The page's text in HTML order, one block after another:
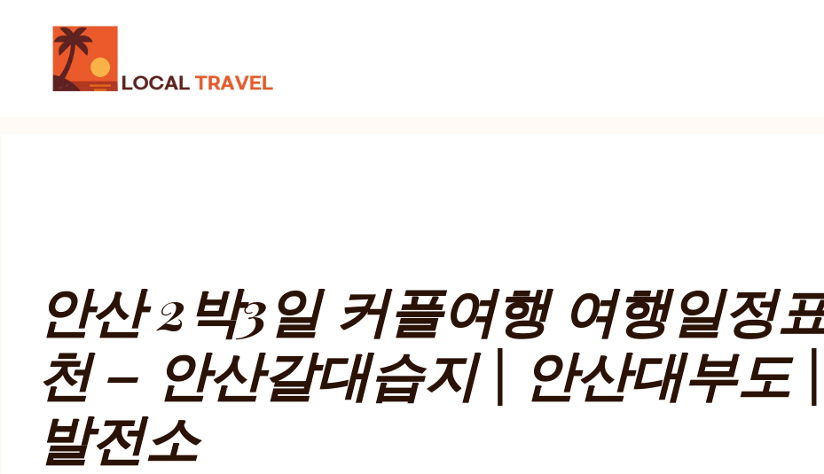
안산 2박3일 커플여행 여행일정
천 – 안산갈대습지 | 안산대부도
발전소